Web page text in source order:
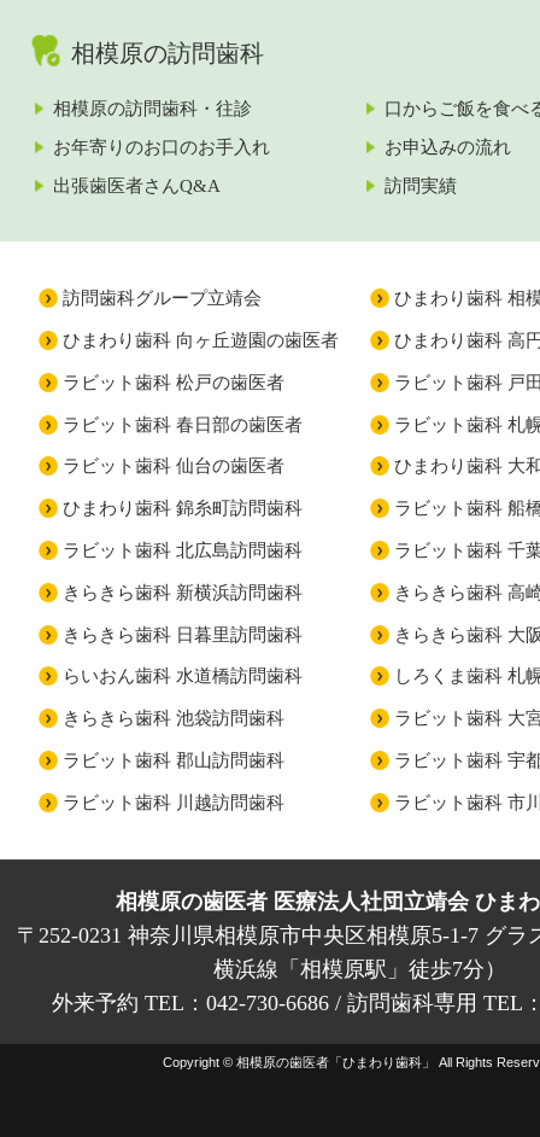
相模原の訪問歯科
相模原の訪問歯科・往診
口からご飯を食べ
お年寄りのお口のお手入れ
お申込みの流れ
出張歯医者さんQ&A
訪問実績
訪問歯科グループ立靖会 ひまわり歯科 相
ひまわり歯科 向ヶ丘遊園の歯医者 ひまわり歯科 高
ラビット歯科 松戸の歯医者 ラビット歯科 戸
ラビット歯科 春日部の歯医者 ラビット歯科 札
ラビット歯科 仙台の歯医者 ひまわり歯科 大
ひまわり歯科 錦糸町訪問歯科 ラビット歯科 船
ラビット歯科 北広島訪問歯科 ラビット歯科 千
きらきら歯科 新横浜訪問歯科 きらきら歯科 高
きらきら歯科 日暮里訪問歯科 きらきら歯科 大
らいおん歯科 水道橋訪問歯科 しろくま歯科 札
きらきら歯科 池袋訪問歯科 ラビット歯科 大
ラビット歯科 郡山訪問歯科 ラビット歯科 宇
ラビット歯科 川越訪問歯科 ラビット歯科 市
相模原の歯医者 医療法人社団立靖会 ひま
〒252-0231 神奈川県相模原市中央区相模原5-1-7 グラ
横浜線「相模原駅」徒歩7分）
外来予約 TEL：042-730-6686 / 訪問歯科専用 TEL
Copyright © 相模原の歯医者「ひまわり歯科」 All Rights